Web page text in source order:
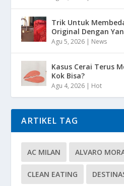
Trik Untuk
Original Dengan
Agu 5, 2026 | News
Kasus Cerai Terus
Kok Bisa?
Agu 4, 2026 | Hot
ARTIKEL TAG
AC MILAN ALVARO
CLEAN EATING